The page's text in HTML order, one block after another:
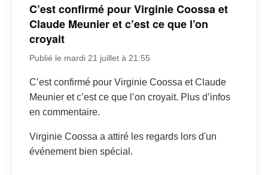
C’est confirmé pour Virginie Coossa et
Claude Meunier et c’est ce que l’on
croyait
Publié le mardi 21 juillet à 21:55
C’est confirmé pour Virginie Coossa et Claude
Meunier et c’est ce que l’on croyait. Plus d’infos
en commentaire.
Virginie Coossa a attiré les regards lors d'un
événement bien spécial.